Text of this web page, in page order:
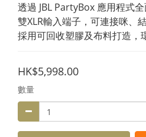
透過 JBL PartyBox 應用程式
雙XLR輸入端子，可連接咪、
採用可回收塑膠及布料打造，
HK$5,998.00
數量